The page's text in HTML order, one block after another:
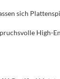
sich
High-